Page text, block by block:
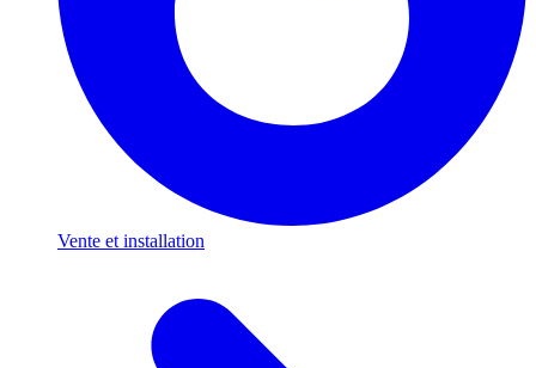
Vente et installation